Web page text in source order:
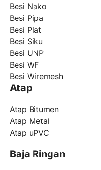
Besi Nako
Besi Pipa
Besi Plat
Besi Siku
Besi UNP
Besi WF
Besi Wiremesh
Atap
Atap Bitumen
Atap Metal
Atap uPVC
Baja Ringan